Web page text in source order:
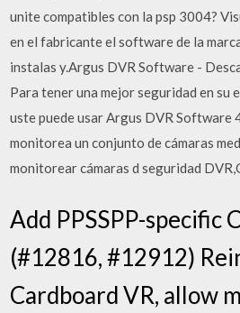
unite compatibles con la psp 3004?
en el fabricante el software de la
instalas y.Argus DVR Software -
Para tener una mejor seguridad en su
uste puede usar Argus DVR Software
monitorea un conjunto de cámaras
monitorear cámaras d seguridad
Add PPSSPP-specific
(#12816, #12912)
Cardboard VR, allow